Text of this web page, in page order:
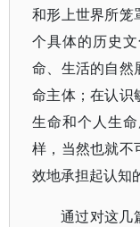
和形上世界所笼
个具体的历史
命、生活的自然
命主体；在认识
生命和个人生
样，当然也就不
效地承担起认知
通过对这几